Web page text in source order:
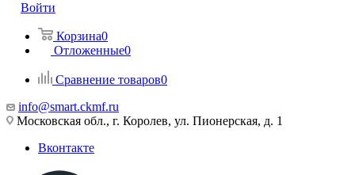
Войти
Корзина0
Отложенные0
Сравнение товаров0
info@smart.ckmf.ru
Московская обл., г. Королев, ул. Пионерская, д. 1
Вконтакте